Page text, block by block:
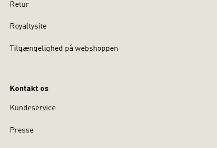
Retur
Royaltysite
Tilgængelighed på webshoppen
Kontakt os
Kundeservice
Presse